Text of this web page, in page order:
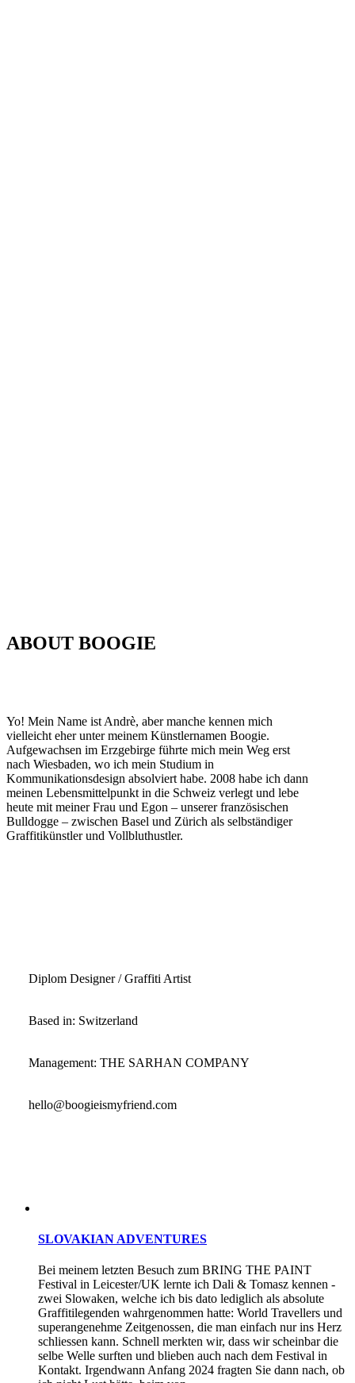
ABOUT BOOGIE
Yo! Mein Name ist Andrè, aber manche kennen mich
vielleicht eher unter meinem Künstlernamen Boogie.
Aufgewachsen im Erzgebirge führte mich mein Weg erst
nach Wiesbaden, wo ich mein Studium in
Kommunikationsdesign absolviert habe. 2008 habe ich dann
meinen Lebensmittelpunkt in die Schweiz verlegt und lebe
heute mit meiner Frau und Egon – unserer französischen
Bulldogge – zwischen Basel und Zürich als selbständiger
Graffitikünstler und Vollbluthustler.
Diplom Designer / Graffiti Artist
Based in: Switzerland
Management: THE SARHAN COMPANY
hello@boogieismyfriend.com
SLOVAKIAN ADVENTURES
Bei meinem letzten Besuch zum BRING THE PAINT
Festival in Leicester/UK lernte ich Dali & Tomasz kennen -
zwei Slowaken, welche ich bis dato lediglich als absolute
Graffitilegenden wahrgenommen hatte: World Travellers und
superangenehme Zeitgenossen, die man einfach nur ins Herz
schliessen kann. Schnell merkten wir, dass wir scheinbar die
selbe Welle surften und blieben auch nach dem Festival in
Kontakt. Irgendwann Anfang 2024 fragten Sie dann nach, ob